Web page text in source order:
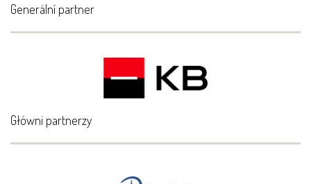
Generální partner
Główni partnerzy